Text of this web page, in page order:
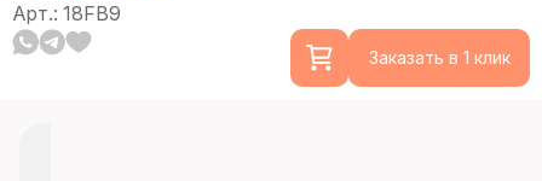
Арт.: 18FB9
Заказать в 1 клик